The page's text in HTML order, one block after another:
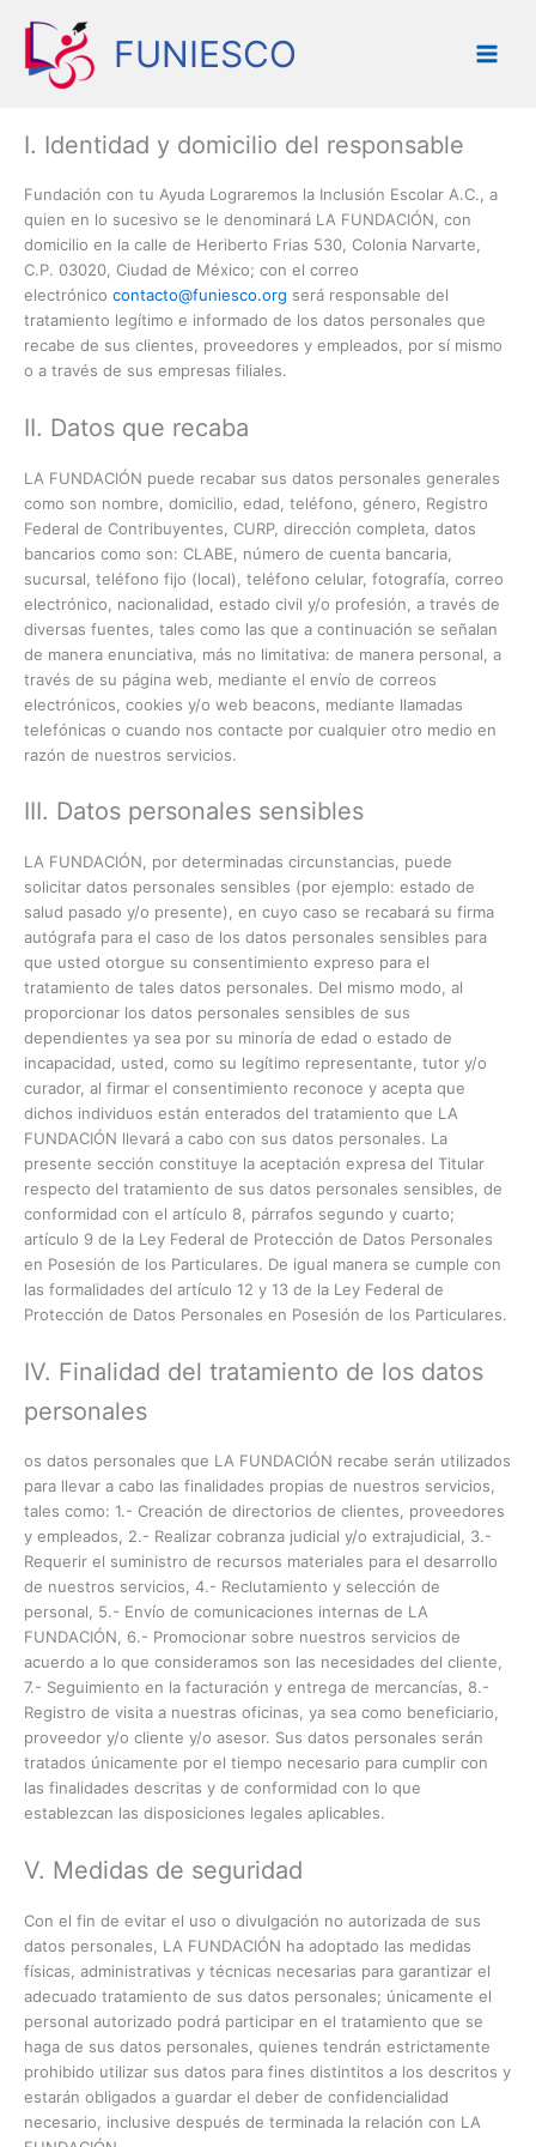
contenido
FUNIESCO
I. Identidad y domicilio del responsable
Fundación con tu Ayuda Lograremos la Inclusión Escolar A.C., a
quien en lo sucesivo se le denominará LA FUNDACIÓN, con
domicilio en la calle de Heriberto Frias 530, Colonia Narvarte,
C.P. 03020, Ciudad de México; con el correo
electrónico contacto@funiesco.org será responsable del
tratamiento legítimo e informado de los datos personales que
recabe de sus clientes, proveedores y empleados, por sí mismo
o a través de sus empresas filiales.
II. Datos que recaba
LA FUNDACIÓN puede recabar sus datos personales generales
como son nombre, domicilio, edad, teléfono, género, Registro
Federal de Contribuyentes, CURP, dirección completa, datos
bancarios como son: CLABE, número de cuenta bancaria,
sucursal, teléfono fijo (local), teléfono celular, fotografía, correo
electrónico, nacionalidad, estado civil y/o profesión, a través de
diversas fuentes, tales como las que a continuación se señalan
de manera enunciativa, más no limitativa: de manera personal, a
través de su página web, mediante el envío de correos
electrónicos, cookies y/o web beacons, mediante llamadas
telefónicas o cuando nos contacte por cualquier otro medio en
razón de nuestros servicios.
III. Datos personales sensibles
LA FUNDACIÓN, por determinadas circunstancias, puede
solicitar datos personales sensibles (por ejemplo: estado de
salud pasado y/o presente), en cuyo caso se recabará su firma
autógrafa para el caso de los datos personales sensibles para
que usted otorgue su consentimiento expreso para el
tratamiento de tales datos personales. Del mismo modo, al
proporcionar los datos personales sensibles de sus
dependientes ya sea por su minoría de edad o estado de
incapacidad, usted, como su legítimo representante, tutor y/o
curador, al firmar el consentimiento reconoce y acepta que
dichos individuos están enterados del tratamiento que LA
FUNDACIÓN llevará a cabo con sus datos personales. La
presente sección constituye la aceptación expresa del Titular
respecto del tratamiento de sus datos personales sensibles, de
conformidad con el artículo 8, párrafos segundo y cuarto;
artículo 9 de la Ley Federal de Protección de Datos Personales
en Posesión de los Particulares. De igual manera se cumple con
las formalidades del artículo 12 y 13 de la Ley Federal de
Protección de Datos Personales en Posesión de los Particulares.
IV. Finalidad del tratamiento de los datos
personales
os datos personales que LA FUNDACIÓN recabe serán utilizados
para llevar a cabo las finalidades propias de nuestros servicios,
tales como: 1.- Creación de directorios de clientes, proveedores
y empleados, 2.- Realizar cobranza judicial y/o extrajudicial, 3.-
Requerir el suministro de recursos materiales para el desarrollo
de nuestros servicios, 4.- Reclutamiento y selección de
personal, 5.- Envío de comunicaciones internas de LA
FUNDACIÓN, 6.- Promocionar sobre nuestros servicios de
acuerdo a lo que consideramos son las necesidades del cliente,
7.- Seguimiento en la facturación y entrega de mercancías, 8.-
Registro de visita a nuestras oficinas, ya sea como beneficiario,
proveedor y/o cliente y/o asesor. Sus datos personales serán
tratados únicamente por el tiempo necesario para cumplir con
las finalidades descritas y de conformidad con lo que
establezcan las disposiciones legales aplicables.
V. Medidas de seguridad
Con el fin de evitar el uso o divulgación no autorizada de sus
datos personales, LA FUNDACIÓN ha adoptado las medidas
físicas, administrativas y técnicas necesarias para garantizar el
adecuado tratamiento de sus datos personales; únicamente el
personal autorizado podrá participar en el tratamiento que se
haga de sus datos personales, quienes tendrán estrictamente
prohibido utilizar sus datos para fines distintitos a los descritos y
estarán obligados a guardar el deber de confidencialidad
necesario, inclusive después de terminada la relación con LA